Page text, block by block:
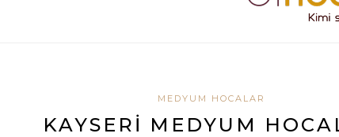
MEDYUM HOCALAR
KAYSERI MEDYUM